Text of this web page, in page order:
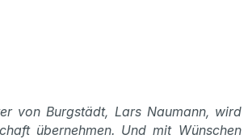
von Burgstädt, Lars Naumann, wird
übernehmen. Und mit Wünschen